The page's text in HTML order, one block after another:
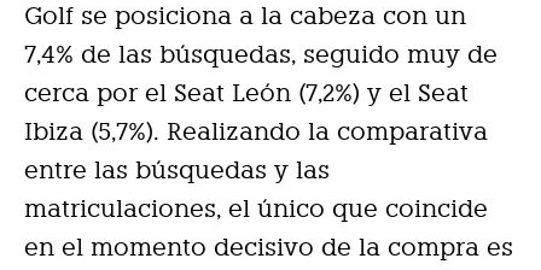
Golf se posiciona a la cabeza con un
7,4% de las búsquedas, seguido muy de
cerca por el Seat León (7,2%) y el Seat
Ibiza (5,7%). Realizando la comparativa
entre las búsquedas y las
matriculaciones, el único que coincide
en el momento decisivo de la compra es